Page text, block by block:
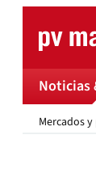
content
Noticias
Mercados